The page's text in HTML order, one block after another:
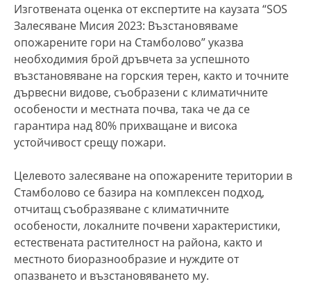
Изготвената оценка от експертите на каузата “SOS
Залесяване Мисия 2023: Възстановяваме
опожарените гори на Стамболово” указва
необходимия брой дръвчета за успешното
възстановяване на горския терен, както и точните
дървесни видове, съобразени с климатичните
особености и местната почва, така че да се
гарантира над 80% прихващане и висока
устойчивост срещу пожари.
Целевото залесяване на опожарените територии в
Стамболово се базира на комплексен подход,
отчитащ съобразяване с климатичните
особености, локалните почвени характеристики,
естествената растителност на района, както и
местното биоразнообразие и нуждите от
опазването и възстановяването му.